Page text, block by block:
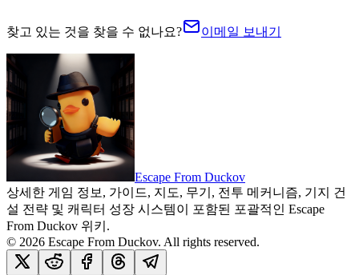
찾고 있는 것을 찾을 수 없나요? 이메일 보내기
Escape From Duckov
상세한 게임 정보, 가이드, 지도, 무기, 전투 메커니즘, 기지 건
설 전략 및 캐릭터 성장 시스템이 포함된 포괄적인 Escape
From Duckov 위키.
© 2026 Escape From Duckov. All rights reserved.